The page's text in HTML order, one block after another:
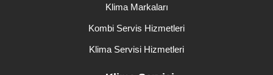
Klima Markaları
Kombi Servis Hizmetleri
Klima Servisi Hizmetleri